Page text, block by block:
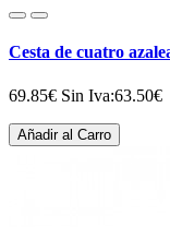
Cesta de cuatro
69.85€ Sin Iva:63.50€
Añadir al Carro